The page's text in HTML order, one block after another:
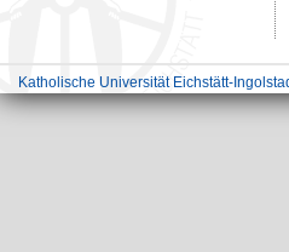
Katholische Universität Eichstätt-